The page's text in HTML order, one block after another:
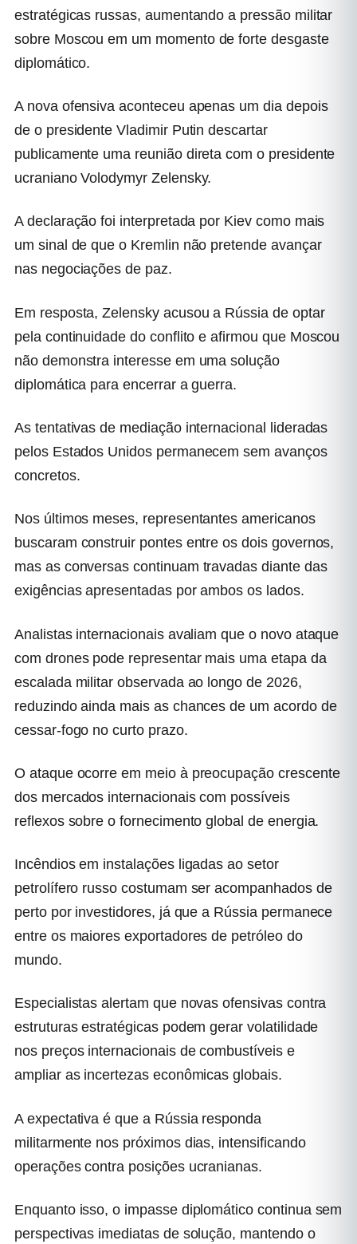
estratégicas russas, aumentando a pressão militar
sobre Moscou em um momento de forte desgaste
diplomático.
A nova ofensiva aconteceu apenas um dia depois
de o presidente Vladimir Putin descartar
publicamente uma reunião direta com o presidente
ucraniano Volodymyr Zelensky.
A declaração foi interpretada por Kiev como mais
um sinal de que o Kremlin não pretende avançar
nas negociações de paz.
Em resposta, Zelensky acusou a Rússia de optar
pela continuidade do conflito e afirmou que Moscou
não demonstra interesse em uma solução
diplomática para encerrar a guerra.
As tentativas de mediação internacional lideradas
pelos Estados Unidos permanecem sem avanços
concretos.
Nos últimos meses, representantes americanos
buscaram construir pontes entre os dois governos,
mas as conversas continuam travadas diante das
exigências apresentadas por ambos os lados.
Analistas internacionais avaliam que o novo ataque
com drones pode representar mais uma etapa da
escalada militar observada ao longo de 2026,
reduzindo ainda mais as chances de um acordo de
cessar-fogo no curto prazo.
O ataque ocorre em meio à preocupação crescente
dos mercados internacionais com possíveis
reflexos sobre o fornecimento global de energia.
Incêndios em instalações ligadas ao setor
petrolífero russo costumam ser acompanhados de
perto por investidores, já que a Rússia permanece
entre os maiores exportadores de petróleo do
mundo.
Especialistas alertam que novas ofensivas contra
estruturas estratégicas podem gerar volatilidade
nos preços internacionais de combustíveis e
ampliar as incertezas econômicas globais.
A expectativa é que a Rússia responda
militarmente nos próximos dias, intensificando
operações contra posições ucranianas.
Enquanto isso, o impasse diplomático continua sem
perspectivas imediatas de solução, mantendo o